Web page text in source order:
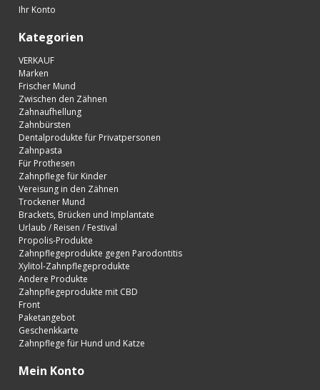
Ihr Konto
Kategorien
VERKAUF
Marken
Frischer Mund
Zwischen den Zähnen
Zahnaufhellung
Zahnbürsten
Dentalprodukte für Privatpersonen
Zahnpasta
Für Prothesen
Zahnpflege für Kinder
Vereisung in den Zähnen
Trockener Mund
Brackets, Brücken und Implantate
Urlaub / Reisen / Festival
Propolis-Produkte
Zahnpflegeprodukte gegen Parodontitis
Xylitol-Zahnpflegeprodukte
Andere Produkte
Zahnpflegeprodukte mit CBD
Front
Paketangebot
Geschenkkarte
Zahnpflege für Hund und Katze
Mein Konto